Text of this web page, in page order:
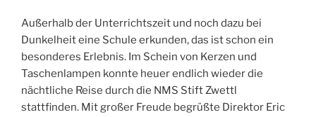
Außerhalb der Unterrichtszeit und noch dazu bei
Dunkelheit eine Schule erkunden, das ist schon ein
besonderes Erlebnis. Im Schein von Kerzen und
Taschenlampen konnte heuer endlich wieder die
nächtliche Reise durch die NMS Stift Zwettl
stattfinden. Mit großer Freude begrüßte Direktor Eric